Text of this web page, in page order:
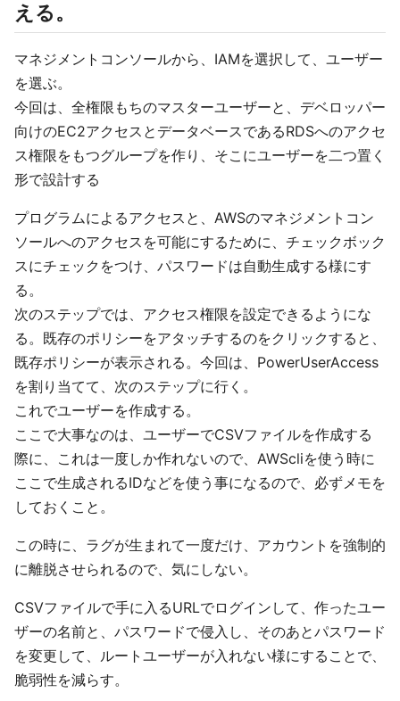
える。
マネジメントコンソールから、IAMを選択して、ユーザー
を選ぶ。
今回は、全権限もちのマスターユーザーと、デベロッパー
向けのEC2アクセスとデータベースであるRDSへのアクセ
ス権限をもつグループを作り、そこにユーザーを二つ置く
形で設計する
プログラムによるアクセスと、AWSのマネジメントコン
ソールへのアクセスを可能にするために、チェックボック
スにチェックをつけ、パスワードは自動生成する様にす
る。
次のステップでは、アクセス権限を設定できるようにな
る。既存のポリシーをアタッチするのをクリックすると、
既存ポリシーが表示される。今回は、PowerUserAccess
を割り当てて、次のステップに行く。
これでユーザーを作成する。
ここで大事なのは、ユーザーでCSVファイルを作成する
際に、これは一度しか作れないので、AWScliを使う時に
ここで生成されるIDなどを使う事になるので、必ずメモを
しておくこと。
この時に、ラグが生まれて一度だけ、アカウントを強制的
に離脱させられるので、気にしない。
CSVファイルで手に入るURLでログインして、作ったユー
ザーの名前と、パスワードで侵入し、そのあとパスワード
を変更して、ルートユーザーが入れない様にすることで、
脆弱性を減らす。